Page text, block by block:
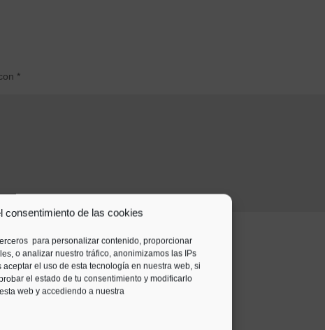
consentimiento de las cookies
para personalizar contenido, proporcionar
o analizar nuestro tráfico, anonimizamos las IPs
el uso de esta tecnología en nuestra web, si
el estado de tu consentimiento y modificarlo
web y accediendo a nuestra
*